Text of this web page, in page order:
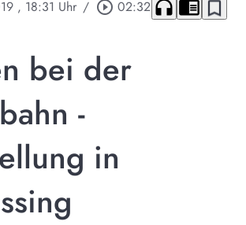
, 18:31 Uhr / play_circle_outline 02:32 headphones chrome_reader_mode bookmark_border
bei der
-
in